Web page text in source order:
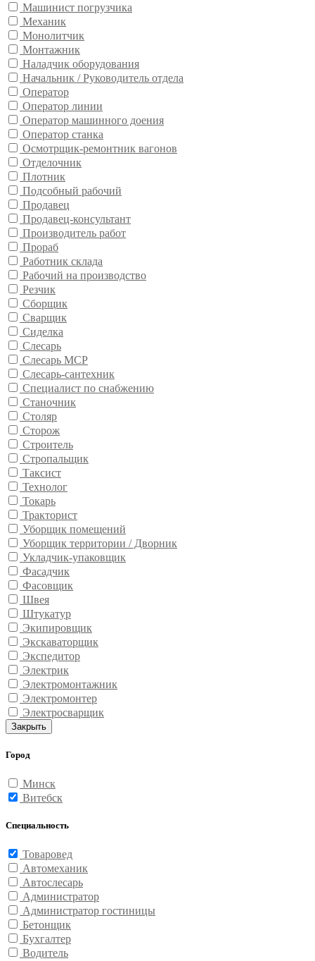
Машинист погрузчика
Механик
Монолитчик
Монтажник
Наладчик оборудования
Начальник / Руководитель отдела
Оператор
Оператор линии
Оператор машинного доения
Оператор станка
Осмотрщик-ремонтник вагонов
Отделочник
Плотник
Подсобный рабочий
Продавец
Продавец-консультант
Производитель работ
Прораб
Работник склада
Рабочий на производство
Резчик
Сборщик
Сварщик
Сиделка
Слесарь
Слесарь МСР
Слесарь-сантехник
Специалист по снабжению
Станочник
Столяр
Сторож
Строитель
Стропальщик
Таксист
Технолог
Токарь
Тракторист
Уборщик помещений
Уборщик территории / Дворник
Укладчик-упаковщик
Фасадчик
Фасовщик
Швея
Штукатур
Экипировщик
Экскаваторщик
Экспедитор
Электрик
Электромонтажник
Электромонтер
Электросварщик
Закрыть
Город
Минск
Витебск
Специальность
Товаровед
Автомеханик
Автослесарь
Администратор
Администратор гостиницы
Бетонщик
Бухгалтер
Водитель